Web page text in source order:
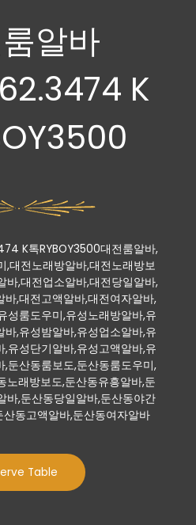
알바
K
K톡RYBOY3500대전룸알바,
,대전노래방알바,대전노래방보
바,대전업소알바,대전당일알바,
,대전고액알바,대전여자알바,
성룸도우미,유성노래방알바,유
,유성밤알바,유성업소알바,유
유성단기알바,유성고액알바,유
,둔산동룸보도,둔산동룸도우미,
노래방보도,둔산동유흥알바,둔
바,둔산동당일알바,둔산동야간
동고액알바,둔산동여자알바
Table